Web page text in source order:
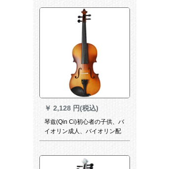
金点灯V-06セイント1/2
￥ 2,128 円(税込)
琴兹(Qin Ci)初心者の子供、バ
イオリン成人、バイオリン配
送全セクト4/4アンティーク